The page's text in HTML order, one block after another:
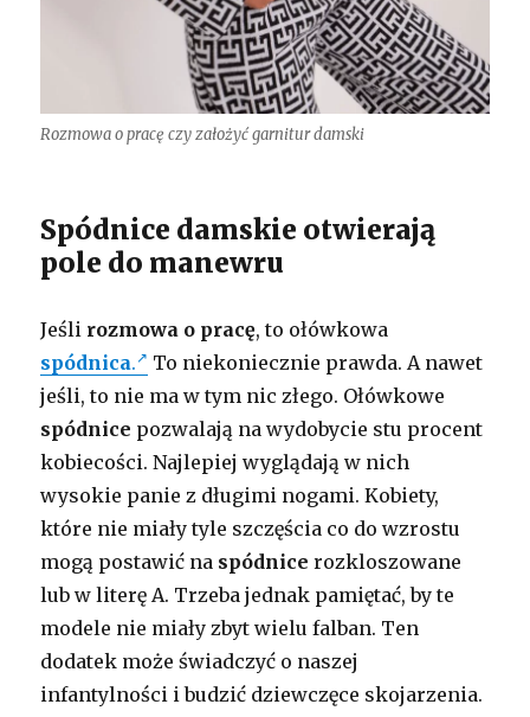
Rozmowa o pracę czy założyć garnitur damski
Spódnice damskie otwierają
pole do manewru
Jeśli rozmowa o pracę, to ołówkowa
spódnica.
To niekoniecznie prawda. A nawet
jeśli, to nie ma w tym nic złego. Ołówkowe
spódnice pozwalają na wydobycie stu procent
kobiecości. Najlepiej wyglądają w nich
wysokie panie z długimi nogami. Kobiety,
które nie miały tyle szczęścia co do wzrostu
mogą postawić na spódnice rozkloszowane
lub w literę A. Trzeba jednak pamiętać, by te
modele nie miały zbyt wielu falban. Ten
dodatek może świadczyć o naszej
infantylności i budzić dziewczęce skojarzenia.